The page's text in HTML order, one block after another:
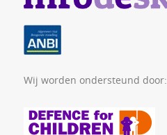
Wij worden ondersteund door: